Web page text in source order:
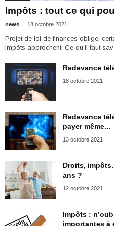
Impôts : tout ce qui
news - 18 octobre 2021
Projet de loi de finances oblige,
impôts approchent. Ce qu’il faut
Redevance
18 octobre 2021
Redevance
payer même...
13 octobre 2021
Droits,
ans ?
12 octobre 2021
Impôts :
importantes à